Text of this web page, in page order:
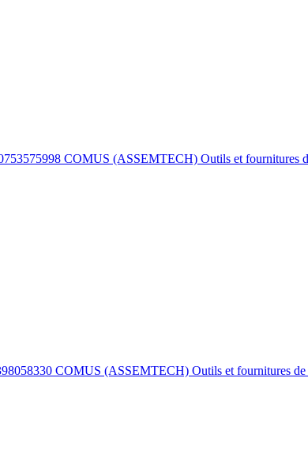
COMUS (ASSEMTECH) Outils et fournitures
COMUS (ASSEMTECH) Outils et fournitures